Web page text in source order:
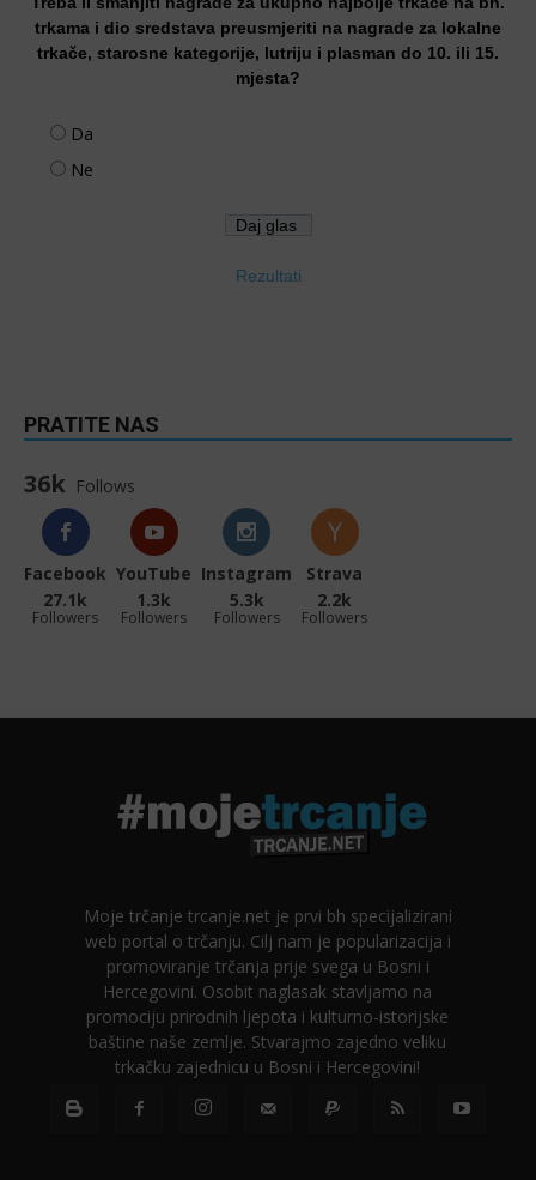
trkama i dio sredstava preusmjeriti na nagrade za lokalne
trkače, starosne kategorije, lutriju i plasman do 10. ili 15.
mjesta?
Da
Ne
Rezultati
PRATITE NAS
36k Follows
Facebook
27.1k
Followers
YouTube
1.3k
Followers
Instagram
5.3k
Followers
Strava
2.2k
Followers
Moje trčanje trcanje.net je prvi bh specijalizirani
web portal o trčanju. Cilj nam je popularizacija i
promoviranje trčanja prije svega u Bosni i
Hercegovini. Osobit naglasak stavljamo na
promociju prirodnih ljepota i kulturno-istorijske
baštine naše zemlje. Stvarajmo zajedno veliku
trkačku zajednicu u Bosni i Hercegovini!